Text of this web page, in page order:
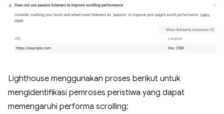
Lighthouse menggunakan proses berikut untuk
mengidentifikasi pemroses peristiwa yang dapat
memengaruhi performa scrolling: